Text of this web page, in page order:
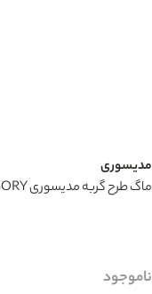
مدیسوری
ماگ طرح گربه مدیسوری MODISSORY
ناموجود